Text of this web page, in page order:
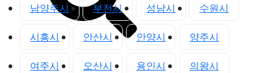
남양주시 부천시 성남시 수원시
시흥시 안산시 안양시 양주시
여주시 오산시 용인시 의왕시